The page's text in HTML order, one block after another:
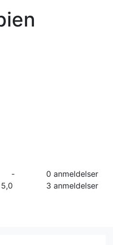
-
0 anmeldelser
5,0 3 anmeldelser